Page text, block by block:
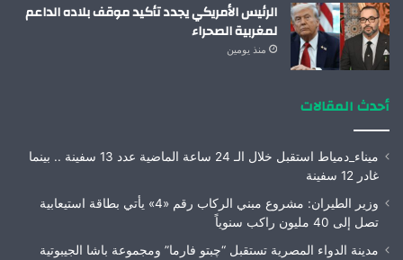
الرئيس الأمريكي يجدد تأكيد موقف بلاده الداعم
لمغربية الصحراء
منذ يومين
أحدث المقالات
ميناء_دمياط استقبل خلال الـ 24 ساعة الماضية عدد 13 سفينة .. بينما
غادر 12 سفينة
وزير الطيران: مشروع مبني الركاب رقم «4» يأتي بطاقة استيعابية
تصل إلى 40 مليون راكب سنوياً
مدينة الدواء المصرية تستقبل “چبتو فارما” ومجموعة باشا الجيبوتية